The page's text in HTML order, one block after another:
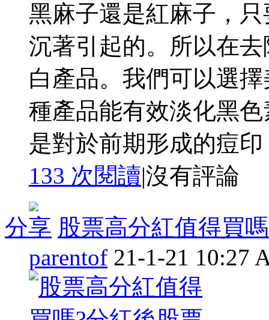
黑麻子還是紅麻子，
沉著引起的。所以在
白產品。我們可以選
種產品能有效淡化黑
是對於前期形成的痘印
133 次閱讀|沒有評論
分享 股票高分紅值得買
parentof 21-1-21 10:27